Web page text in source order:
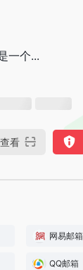
一个...
看
网易邮箱
QQ邮箱